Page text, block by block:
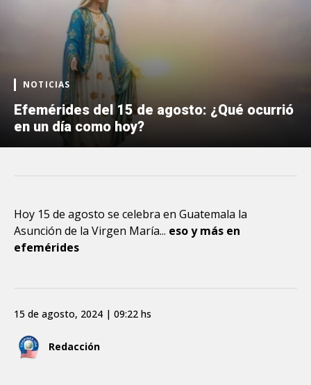
NOTICIAS
Efemérides del 15 de agosto: ¿Qué ocurrió
en un día como hoy?
Hoy 15 de agosto se celebra en Guatemala la
Asunción de la Virgen María... eso y más en
efemérides
Redacción
15 de agosto, 2024 | 09:22 hs